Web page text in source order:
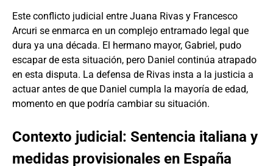
Este conflicto judicial entre Juana Rivas y Francesco
Arcuri se enmarca en un complejo entramado legal que
dura ya una década. El hermano mayor, Gabriel, pudo
escapar de esta situación, pero Daniel continúa atrapado
en esta disputa. La defensa de Rivas insta a la justicia a
actuar antes de que Daniel cumpla la mayoría de edad,
momento en que podría cambiar su situación.
Contexto judicial: Sentencia italiana y
medidas provisionales en España